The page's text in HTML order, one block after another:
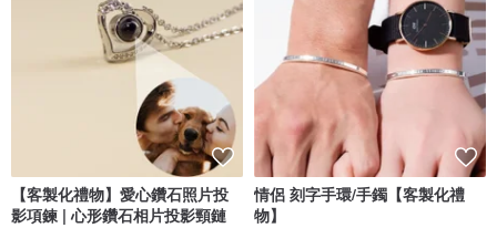
【客製化禮物】愛心鑽石照片投
影項鍊 | 心形鑽石相片投影頸鏈
情侶 刻字手環/手鐲【客製化禮
物】